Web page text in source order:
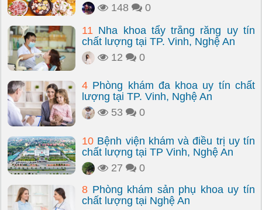
148
0
11 Nha khoa tẩy trắng răng uy tín
chất lượng tại TP. Vinh, Nghệ An
12
0
4 Phòng khám đa khoa uy tín chất
lượng tại TP. Vinh, Nghệ An
53
0
10 Bệnh viện khám và điều trị uy tín
chất lượng tại TP Vinh, Nghệ An
27
0
8 Phòng khám sản phụ khoa uy tín
chất lượng tại Nghệ An